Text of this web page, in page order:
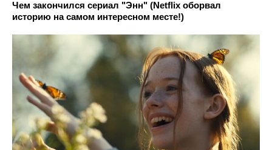
Чем закончился сериал "Энн" (Netflix оборвал
историю на самом интересном месте!)